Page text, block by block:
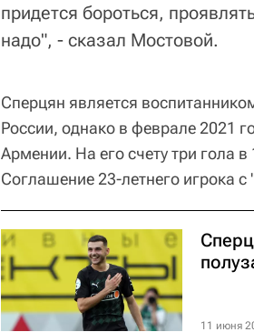
придется бороться,
надо", - сказал Мостовой.
Сперцян является
России, однако в феврале 2021
Армении. На его счету три гола
Соглашение 23-летнего игрока
11 июня